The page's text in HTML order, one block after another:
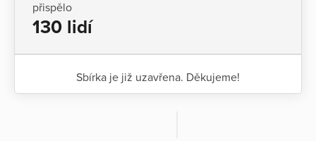
přispělo
130 lidí
Sbírka je již uzavřena. Děkujeme!